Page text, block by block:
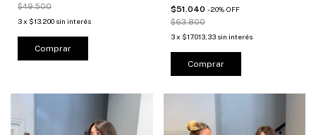
$49.500
3x $13.200 sin interés
Comprar
$51.040 -20% OFF
$63.800
3 x $17.013,33 sin interés
Comprar